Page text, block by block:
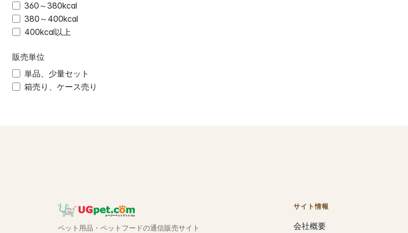
360～380kcal
380～400kcal
400kcal以上
販売単位
単品、少量セット
箱売り、ケース売り
ペット用品・ペットフードの通信販売サイト
サイト情報
会社概要